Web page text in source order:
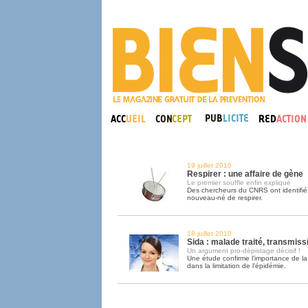
19 juillet 2010
Respirer : une affaire de gène
Le premier souffle enfin expliqué
Des chercheurs du CNRS ont
nouveau-né de respirer.
18 juillet 2010
Sida : malade traité,
Un argument pro-dépistage décisif !
Une étude confirme l’importance de
dans la limitation de l’épidémie.